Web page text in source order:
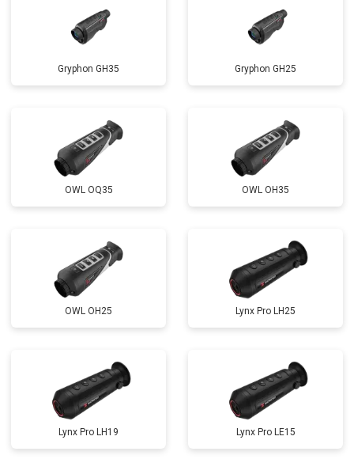
Gryphon GH35 Gryphon GH25
OWL OQ35 OWL OH35
OWL OH25 Lynx Pro LH25
Lynx Pro LH19 Lynx Pro LE15